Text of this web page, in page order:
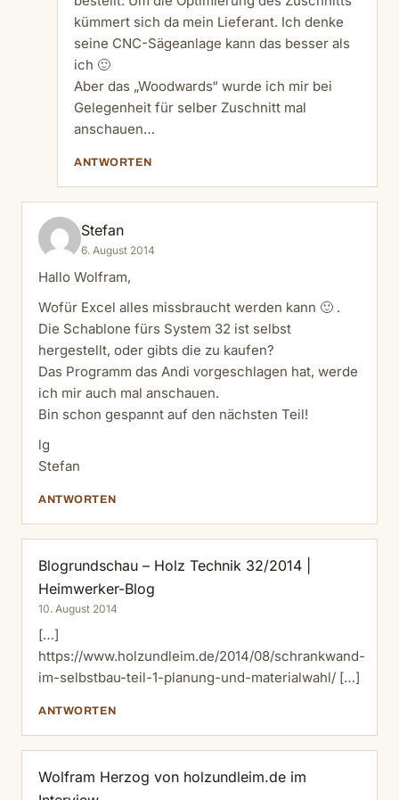
kümmert sich da mein Lieferant. Ich denke
seine CNC-Sägeanlage kann das besser als
ich 🙂
Aber das „Woodwards“ wurde ich mir bei
Gelegenheit für selber Zuschnitt mal
anschauen…
ANTWORTEN
Stefan
6. August 2014
Hallo Wolfram,
Wofür Excel alles missbraucht werden kann 🙂 .
Die Schablone fürs System 32 ist selbst
hergestellt, oder gibts die zu kaufen?
Das Programm das Andi vorgeschlagen hat, werde
ich mir auch mal anschauen.
Bin schon gespannt auf den nächsten Teil!
lg
Stefan
ANTWORTEN
Blogrundschau – Holz Technik 32/2014 |
Heimwerker-Blog
10. August 2014
[…]
https://www.holzundleim.de/2014/08/schrankwand-
im-selbstbau-teil-1-planung-und-materialwahl/ […]
ANTWORTEN
Wolfram Herzog von holzundleim.de im